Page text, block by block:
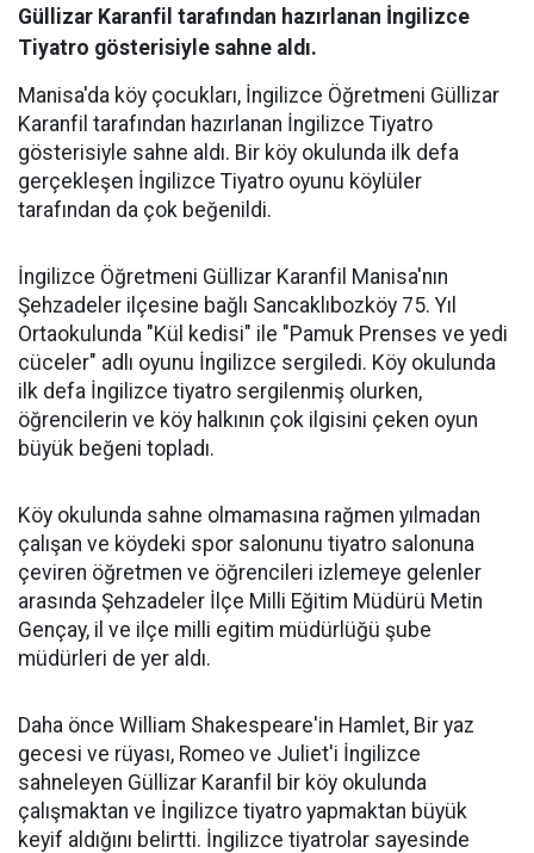
Güllizar Karanfil tarafından hazırlanan İngilizce
Tiyatro gösterisiyle sahne aldı.
Manisa'da köy çocukları, İngilizce Öğretmeni Güllizar
Karanfil tarafından hazırlanan İngilizce Tiyatro
gösterisiyle sahne aldı. Bir köy okulunda ilk defa
gerçekleşen İngilizce Tiyatro oyunu köylüler
tarafından da çok beğenildi.
İngilizce Öğretmeni Güllizar Karanfil Manisa'nın
Şehzadeler ilçesine bağlı Sancaklıbozköy 75. Yıl
Ortaokulunda "Kül kedisi" ile "Pamuk Prenses ve yedi
cüceler" adlı oyunu İngilizce sergiledi. Köy okulunda
ilk defa İngilizce tiyatro sergilenmiş olurken,
öğrencilerin ve köy halkının çok ilgisini çeken oyun
büyük beğeni topladı.
Köy okulunda sahne olmamasına rağmen yılmadan
çalışan ve köydeki spor salonunu tiyatro salonuna
çeviren öğretmen ve öğrencileri izlemeye gelenler
arasında Şehzadeler İlçe Milli Eğitim Müdürü Metin
Gençay, il ve ilçe milli egitim müdürlüğü şube
müdürleri de yer aldı.
Daha önce William Shakespeare'in Hamlet, Bir yaz
gecesi ve rüyası, Romeo ve Juliet'i İngilizce
sahneleyen Güllizar Karanfil bir köy okulunda
çalışmaktan ve İngilizce tiyatro yapmaktan büyük
keyif aldığını belirtti. İngilizce tiyatrolar sayesinde